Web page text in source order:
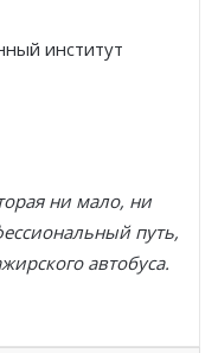
институт
ни мало, ни
путь,
автобуса.